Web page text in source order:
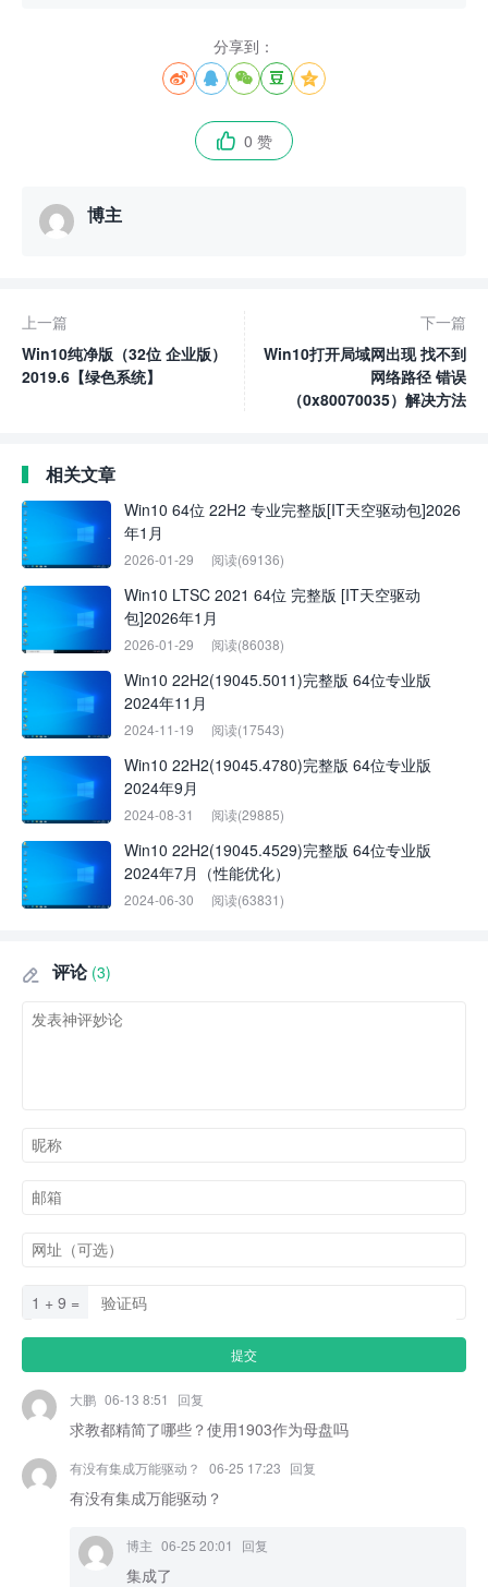
分享到：
    
 0 赞
博主
上一篇
Win10纯净版（32位 企业版）
2019.6【绿色系统】
下一篇
Win10打开局域网出现 找不到
网络路径 错误
（0x80070035）解决方法
相关文章
Win10 64位 22H2 专业完整版[IT天空驱动包]2026
年1月
2026-01-29 阅读(69136)
Win10 LTSC 2021 64位 完整版 [IT天空驱动
包]2026年1月
2026-01-29 阅读(86038)
Win10 22H2(19045.5011)完整版 64位专业版
2024年11月
2024-11-19 阅读(17543)
Win10 22H2(19045.4780)完整版 64位专业版
2024年9月
2024-08-31 阅读(29885)
Win10 22H2(19045.4529)完整版 64位专业版
2024年7月（性能优化）
2024-06-30 阅读(63831)
 评论 (3)
1 + 9 =
大鹏 06-13 8:51 回复
求教都精简了哪些？使用1903作为母盘吗
有没有集成万能驱动？ 06-25 17:23 回复
有没有集成万能驱动？
博主 06-25 20:01 回复
集成了